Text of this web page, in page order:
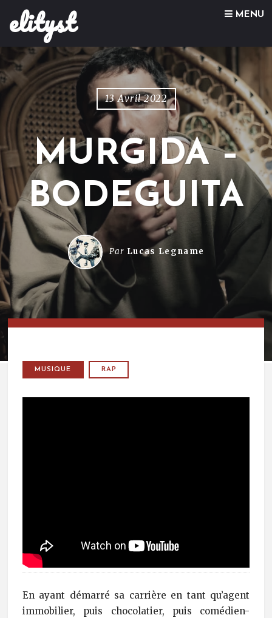
elityst MENU
Skip to content
13 Avril 2022
MURGIDA –
BODEGUITA
Par Lucas Legname
MUSIQUE RAP
En ayant démarré sa carrière en tant qu’agent
immobilier, puis chocolatier, puis comédien-